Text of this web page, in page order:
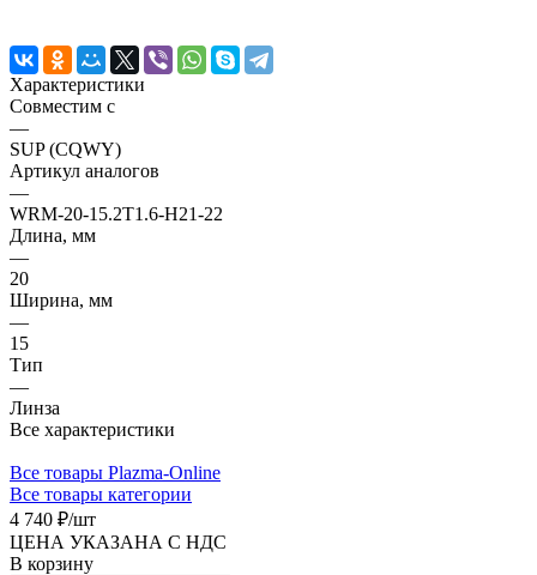
Характеристики
Совместим с
—
SUP (CQWY)
Артикул аналогов
—
WRM-20-15.2T1.6-H21-22
Длина, мм
—
20
Ширина, мм
—
15
Тип
—
Линза
Все характеристики
Все товары Plazma-Online
Все товары категории
4 740 ₽/шт
ЦЕНА УКАЗАНА С НДС
В корзину